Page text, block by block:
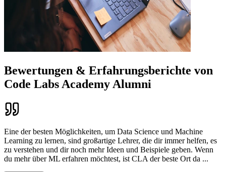
Bewertungen & Erfahrungsberichte von
Code Labs Academy Alumni
Eine der besten Möglichkeiten, um Data Science und Machine
Learning zu lernen, sind großartige Lehrer, die dir immer helfen, es
zu verstehen und dir noch mehr Ideen und Beispiele geben. Wenn
du mehr über ML erfahren möchtest, ist CLA der beste Ort da ...